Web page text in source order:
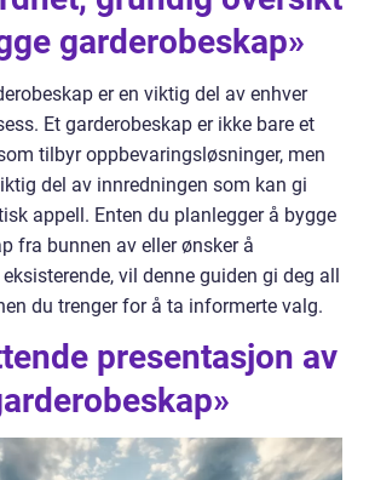
garderobeskap»
er en viktig del av enhver
Et garderobeskap er ikke bare et
tilbyr oppbevaringsløsninger, men
del av innredningen som kan gi
appell. Enten du planlegger å bygge
fra bunnen av eller ønsker å
vil denne guiden gi deg all
du trenger for å ta informerte valg.
presentasjon av